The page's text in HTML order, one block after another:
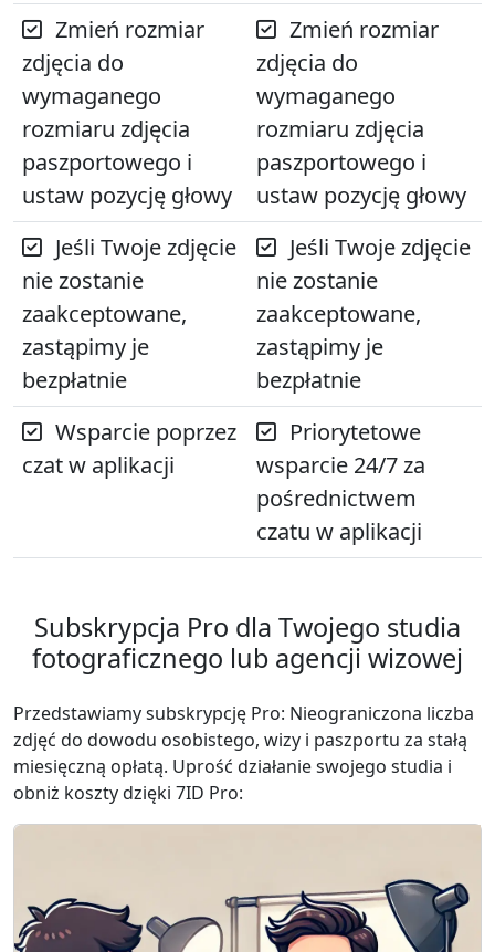
Zmień rozmiar
zdjęcia do
wymaganego
rozmiaru zdjęcia
paszportowego i
ustaw pozycję głowy
Zmień rozmiar
zdjęcia do
wymaganego
rozmiaru zdjęcia
paszportowego i
ustaw pozycję głowy
Jeśli Twoje zdjęcie
nie zostanie
zaakceptowane,
zastąpimy je
bezpłatnie
Jeśli Twoje zdjęcie
nie zostanie
zaakceptowane,
zastąpimy je
bezpłatnie
Wsparcie poprzez
czat w aplikacji
Priorytetowe
wsparcie 24/7 za
pośrednictwem
czatu w aplikacji
Subskrypcja Pro dla Twojego studia
fotograficznego lub agencji wizowej
Przedstawiamy subskrypcję Pro: Nieograniczona liczba
zdjęć do dowodu osobistego, wizy i paszportu za stałą
miesięczną opłatą. Uprość działanie swojego studia i
obniż koszty dzięki 7ID Pro: